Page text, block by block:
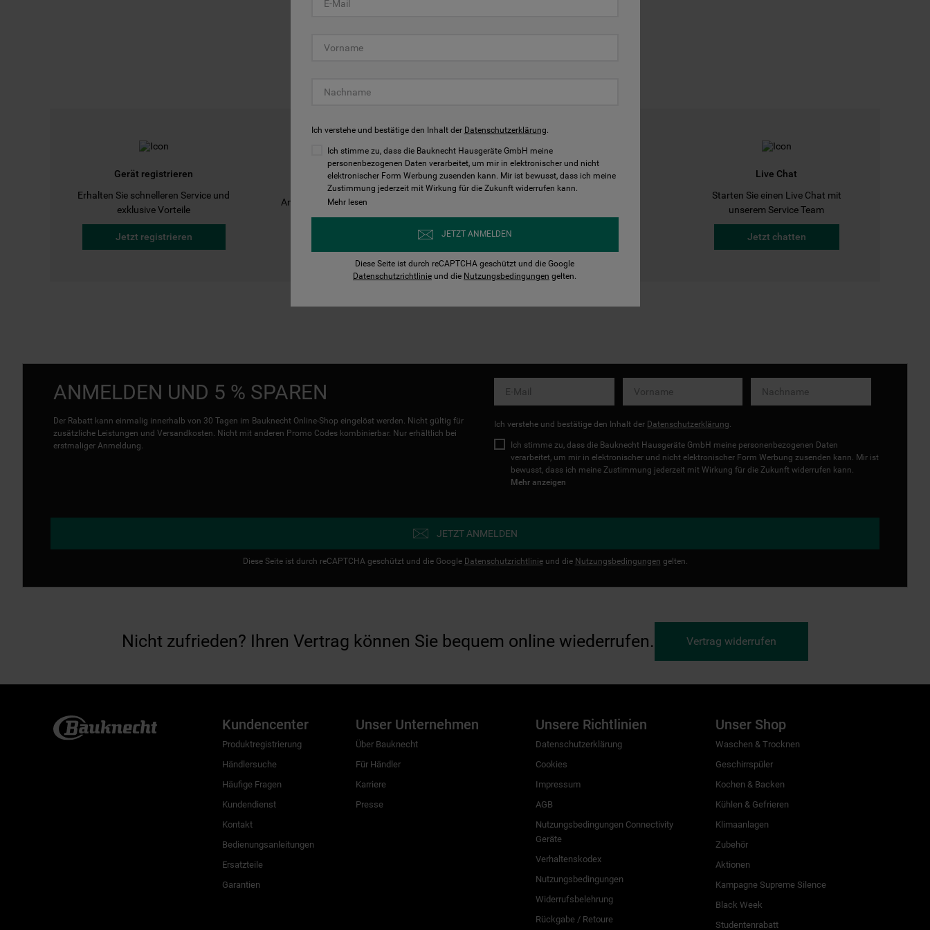
Gerät registrieren
Erhalten Sie schnelleren Service und
exklusive Vorteile
Jetzt registrieren
Bedienungsanleitungen
Anleitungen finden und herunterladen
Kontakt
Live Chat
Starten Sie einen Live Chat mit
unserem Service Team
Jetzt chatten
ANMELDEN UND 5 % SPAREN
Der Rabatt kann einmalig innerhalb von 30 Tagen im Bauknecht Online-Shop eingelöst werden. Nicht gültig für
zusätzliche Leistungen und Versandkosten. Nicht mit anderen Promo Codes kombinierbar. Nur erhältlich bei
erstmaliger Anmeldung.
Ich verstehe und bestätige den Inhalt der Datenschutzerklärung
Ich stimme zu, dass die Bauknecht Hausgeräte GmbH meine personenbezogenen Daten
verarbeitet, um mir in elektronischer und nicht elektronischer Form Werbung zusenden kann. Mir ist
bewusst, dass ich meine Zustimmung jederzeit mit Wirkung für die Zukunft widerrufen kann.
Mehr anzeigen
JETZT ANMELDEN
Diese Seite ist durch reCAPTCHA geschützt und die Google Datenschutzrichtlinieund die Nutzungsbedingungen gelten.
Nicht zufrieden? Ihren Vertrag können Sie bequem online wiederrufen. Vertrag widerrufen
Kundencenter
Produktregistrierung
Händlersuche
Häufige Fragen
Kundendienst
Kontakt
Bedienungsanleitungen
Ersatzteile
Garantien
Unser Unternehmen
Über Bauknecht
Für Händler
Karriere
Presse
Unsere Richtlinien
Datenschutzerklärung
Cookies
Impressum
AGB
Nutzungsbedingungen Connectivity
Geräte
Verhaltenskodex
Nutzungsbedingungen
Widerrufsbelehrung
Rückgabe / Retoure
Unser Shop
Waschen & Trocknen
Geschirrspüler
Kochen & Backen
Kühlen & Gefrieren
Klimaanlagen
Zubehör
Aktionen
Kampagne Supreme Silence
Black Week
Studentenrabatt
Ich verstehe und bestätige den Inhalt der Datenschutzerklärung.
Ich stimme zu, dass die Bauknecht Hausgeräte GmbH meine
personenbezogenen Daten verarbeitet, um mir in elektronischer und nicht
elektronischer Form Werbung zusenden kann. Mir ist bewusst, dass ich meine
Zustimmung jederzeit mit Wirkung für die Zukunft widerrufen kann.
Mehr lesen
JETZT ANMELDEN
Diese Seite ist durch reCAPTCHA geschützt und die Google
Datenschutzrichtlinie und die Nutzungsbedingungen gelten.